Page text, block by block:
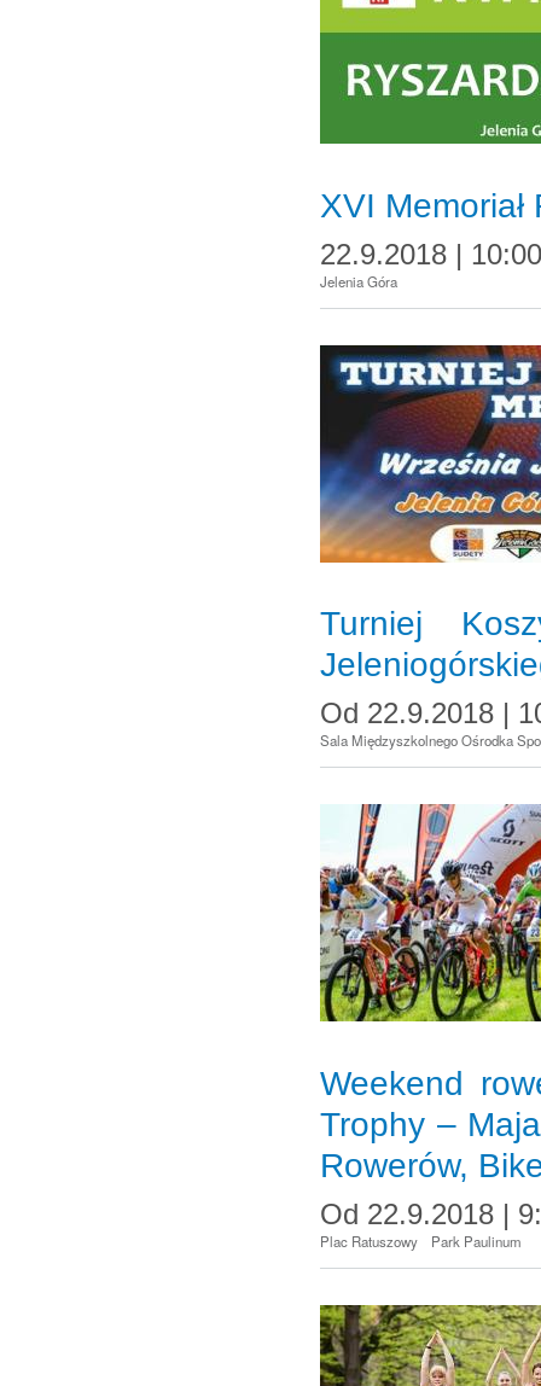
XVI
22.9.2018 | 10:00
Jelenia Góra
Turniej
Od 22.9.2018 |
Sala Międzyszkolnego Ośrodka
Weekend
Trophy –
Rowerów,
Od 22.9.2018 |
Plac Ratuszowy Park Paulinum